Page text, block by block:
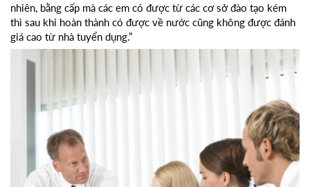
nhiên, bằng cấp mà các em có được từ các cơ sở đào tạo kém
thì sau khi hoàn thành có được về nước cũng không được đánh
giá cao từ nhà tuyển dụng.”